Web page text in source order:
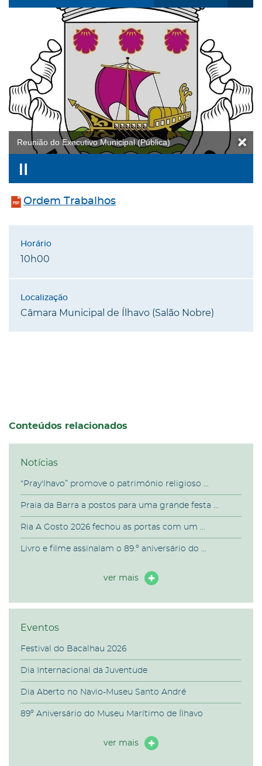
Reunião do Executivo Municipal (Pública)
Ordem Trabalhos
10h00
Câmara Municipal de Ílhavo (Salão Nobre)
Conteúdos relacionados
Notícias
“Pray'lhavo” promove o património religioso ...
Praia da Barra a postos para uma grande festa ...
Ria A Gosto 2026 fechou as portas com um ...
Livro e filme assinalam o 89.º aniversário do ...
ver mais
Eventos
Festival do Bacalhau 2026
Dia Internacional da Juventude
Dia Aberto no Navio-Museu Santo André
89º Aniversário do Museu Marítimo de Ílhavo
ver mais